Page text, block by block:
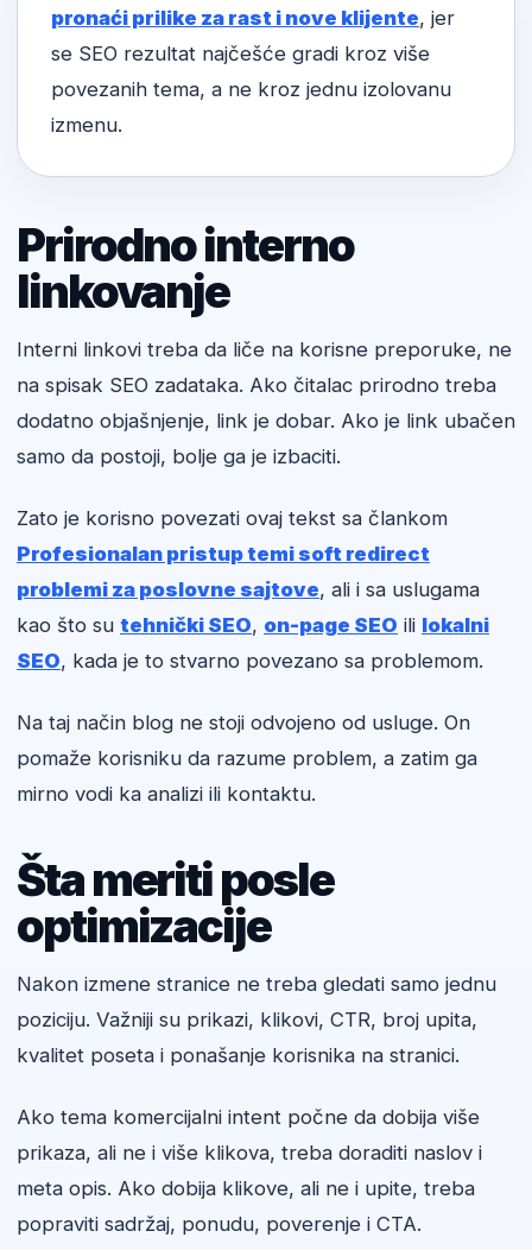
pronaći prilike za rast i nove klijente, jer
se SEO rezultat najčešće gradi kroz više
povezanih tema, a ne kroz jednu izolovanu
izmenu.
Prirodno interno
linkovanje
Interni linkovi treba da liče na korisne preporuke, ne
na spisak SEO zadataka. Ako čitalac prirodno treba
dodatno objašnjenje, link je dobar. Ako je link ubačen
samo da postoji, bolje ga je izbaciti.
Zato je korisno povezati ovaj tekst sa člankom
Profesionalan pristup temi soft redirect
problemi za poslovne sajtove, ali i sa uslugama
kao što su tehnički SEO, on-page SEO ili lokalni
SEO, kada je to stvarno povezano sa problemom.
Na taj način blog ne stoji odvojeno od usluge. On
pomaže korisniku da razume problem, a zatim ga
mirno vodi ka analizi ili kontaktu.
Šta meriti posle
optimizacije
Nakon izmene stranice ne treba gledati samo jednu
poziciju. Važniji su prikazi, klikovi, CTR, broj upita,
kvalitet poseta i ponašanje korisnika na stranici.
Ako tema komercijalni intent počne da dobija više
prikaza, ali ne i više klikova, treba doraditi naslov i
meta opis. Ako dobija klikove, ali ne i upite, treba
popraviti sadržaj, ponudu, poverenje i CTA.